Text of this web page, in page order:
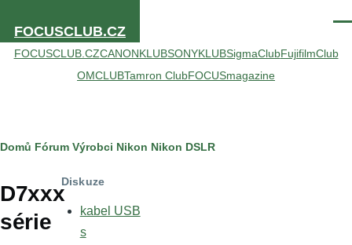
FOCUSCLUB.CZ
FOCUSCLUB.CZCANONKLUBSONYKLUBSigmaClubFujifilmClub
OMCLUBTamron ClubFOCUSmagazine
Drobečková
navigace
Domů Fórum Výrobci Nikon Nikon DSLR
D7xxx
série
Diskuze
kabel USB
s